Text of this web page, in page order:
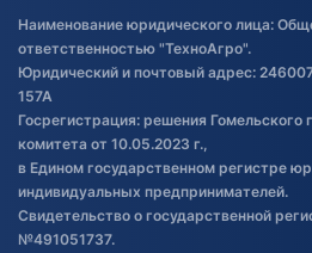
Обработка файлов cookie
Постановка транспорта на учет
Обновления в ЭПТС 2024
Наименование юридического лица:
ответственностью "ТехноАгро".
Юридический и почтовый адрес:
157А
Госрегистрация: решения Гомельского
комитета от 10.05.2023 г.,
в Едином государственном регистре
индивидуальных предпринимателей.
Свидетельство о государственной
№491051737.